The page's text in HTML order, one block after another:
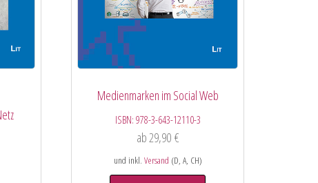
Medienmarken im Social Web
ISBN: 978-3-643-12110-3
ab29,90 €
und inkl. Versand (D, A, CH)